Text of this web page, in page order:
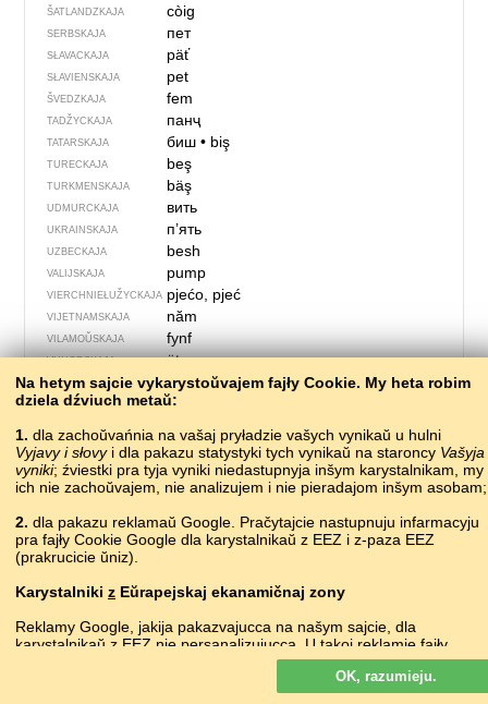
ŠATLANDZKAJA còig
SERBSKAJA пет
SŁAVACKAJA päť
SŁAVIENSKAJA pet
ŠVEDZKAJA fem
TADŽYCKAJA панҷ
TATARSKAJA биш• biş
TURECKAJA beş
TURKMENSKAJA bäş
UDMURCKAJA вить
UKRAINSKAJA п’ять
UZBECKAJA besh
VALIJSKAJA pump
VIERCHNIE­ŁUŽYCKAJA pjećo, pjeć
VIJETNAMSKAJA năm
VILAMOŬSKAJA fynf
VUHORSKAJA öt
427 – padhuzak
Na hetym sajcie vykarystoŭvajem fajły Cookie. My heta robim
dziela dźviuch metaŭ:
1. dla zachoŭvańnia na vašaj pryładzie vašych vynikaŭ u hulni
Vyjavy i słovyi dla pakazu statystyki tych vynikaŭ na staroncy Vašyja
vyniki; źviestki pra tyja vyniki niedastupnyja inšym karystalnikam, my
ich nie zachoŭvajem, nie analizujem i nie pieradajom inšym asobam;
2. dla pakazu reklamaŭ Google. Pračytajcie nastupnuju infarmacyju
pra fajły Cookie Google dla karystalnikaŭ z EEZ i z-paza EEZ
(prakrucicie ŭniz).
Karystalniki z Eŭrapejskaj ekanamičnaj zony
Reklamy Google, jakija pakazvajucca na našym sajcie, dla
karystalnikaŭ z EEZ nie persanalizujucca. U takoj reklamie fajły
cookie nie vykarystoŭvajucca dla persanalizacyi abjavaŭ, ale słužać
dla abmiežavańnia častaty pakazaŭ, padrych­toŭki zvodnych
spravazdač, a taksama dla abarony ad machlarstva i złoŭžyvańnia.
OK, razumieju.